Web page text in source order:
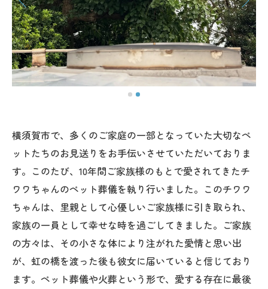
横須賀市で、多くのご家庭の一部となっていた大切なペ
ットたちのお見送りをお手伝いさせていただいておりま
す。このたび、10年間ご家族様のもとで愛されてきたチ
ワワちゃんのペット葬儀を執り行いました。このチワワ
ちゃんは、里親として心優しいご家族様に引き取られ、
家族の一員として幸せな時を過ごしてきました。ご家族
の方々は、その小さな体により注がれた愛情と思い出
が、虹の橋を渡った後も彼女に届いていると信じており
ます。ペット葬儀や火葬という形で、愛する存在に最後